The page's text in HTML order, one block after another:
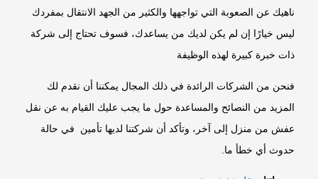
ناهيك عن الصعوبة التي تواجهها والكثير من الجهد الانتقال بمفردك
ليس خيارًا إن لم يكن لديك من يساعدك، فسوف تحتاج إلى شركة
ذات خبرة كبيرة لهذه الوظيفة
فنحن من الشركات الرائدة في ذلك المجال يمكننا أن نقدم لك
المزيد من النصائح والمساعدة حول ما يجب عليك القيام به عن نقل
عفش من منزل إلى آخر، وتأكد أن شركتنا لديها تأمين في حالة
حدوث أي خطأ ما.